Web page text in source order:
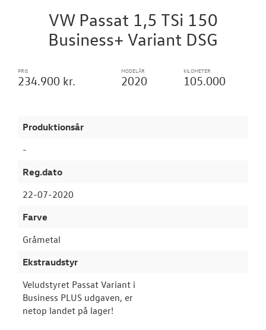
VÆRKSTED
SKADECENTER
TILBEHØR
VW Passat 1,5 TSi 150
Business+ Variant DSG
PRIS
234.900 kr.
MODELÅR
2020
KILOMETER
105.000
Produktionsår
-
Reg.dato
22-07-2020
Farve
Gråmetal
Ekstraudstyr
Veludstyret Passat Variant i
Business PLUS udgaven, er
netop landet på lager!